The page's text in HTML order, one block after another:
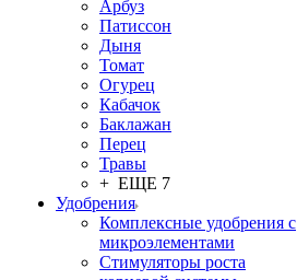
Арбуз
Патиссон
Дыня
Томат
Огурец
Кабачок
Баклажан
Перец
Травы
+ ЕЩЕ 7
Удобрения
Комплексные удобрения с
микроэлементами
Стимуляторы роста